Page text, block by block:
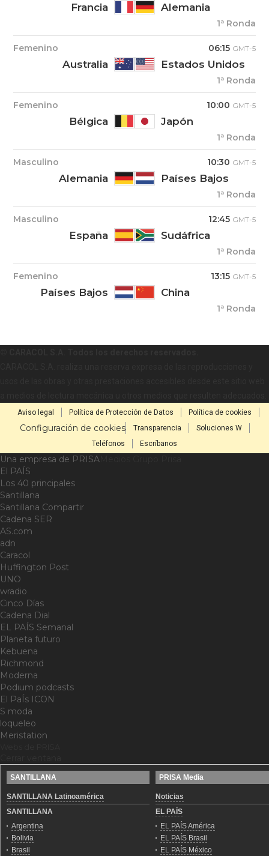
Francia Alemania
1ª Ronda
Femenino 06:15 GMT-5
Australia Estados Unidos
1ª Ronda
Femenino 10:00 GMT-5
Bélgica Japón
1ª Ronda
Masculino 10:30 GMT-5
Alemania Países Bajos
1ª Ronda
Masculino 12:45 GMT-5
España Sudáfrica
1ª Ronda
Femenino 13:15 GMT-5
Países Bajos China
1ª Ronda
Aviso legal Política de Protección de Datos Política de cookies
Configuración de cookies Transparencia
Soluciones W
Teléfonos
Escríbanos
Una empresa de PRISA
El PAÍS
Los 40 principales
Santillana
Santillana Compartir
Cadena SER
AS.com
adn
Caracol
Huffington Post
UNO
wradio
Cinco Días
Cadena Dial
EL PAÍS Semanal
Planeta futuro
Kebuena
Richmond
Moderna
Podium podcasts
El PaÍs ICON
S moda
loqueleo
Meristation